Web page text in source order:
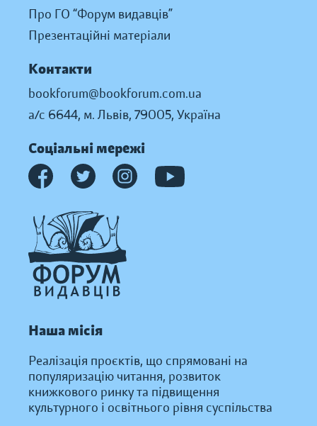
Про ГО “Форум видавців”
Презентаційні матеріали
Контакти
bookforum@bookforum.com.ua
а/с 6644, м. Львів, 79005, Україна
Соціальні мережі
Наша місія
Реалізація проєктів, що спрямовані на
популяризацію читання, розвиток
книжкового ринку та підвищення
культурного і освітнього рівня суспільства